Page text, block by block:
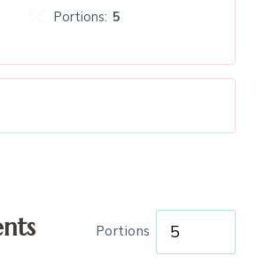
Portions: 5
Portions